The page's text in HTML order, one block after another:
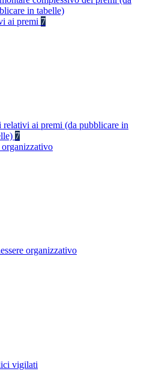
in tabelle)
ai premi 7
relativi ai premi (da pubblicare in
7
organizzativo
organizzativo
vigilati